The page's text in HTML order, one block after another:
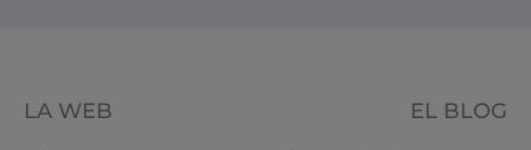
LA WEB EL BLOG